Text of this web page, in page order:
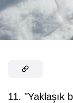
11. "Yaklaşık